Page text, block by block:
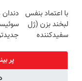
🔥 پرداخت
درب منزل
با اعتماد بنفس
لبخند بزن (ژل
سفیدکننده
سبک
پر